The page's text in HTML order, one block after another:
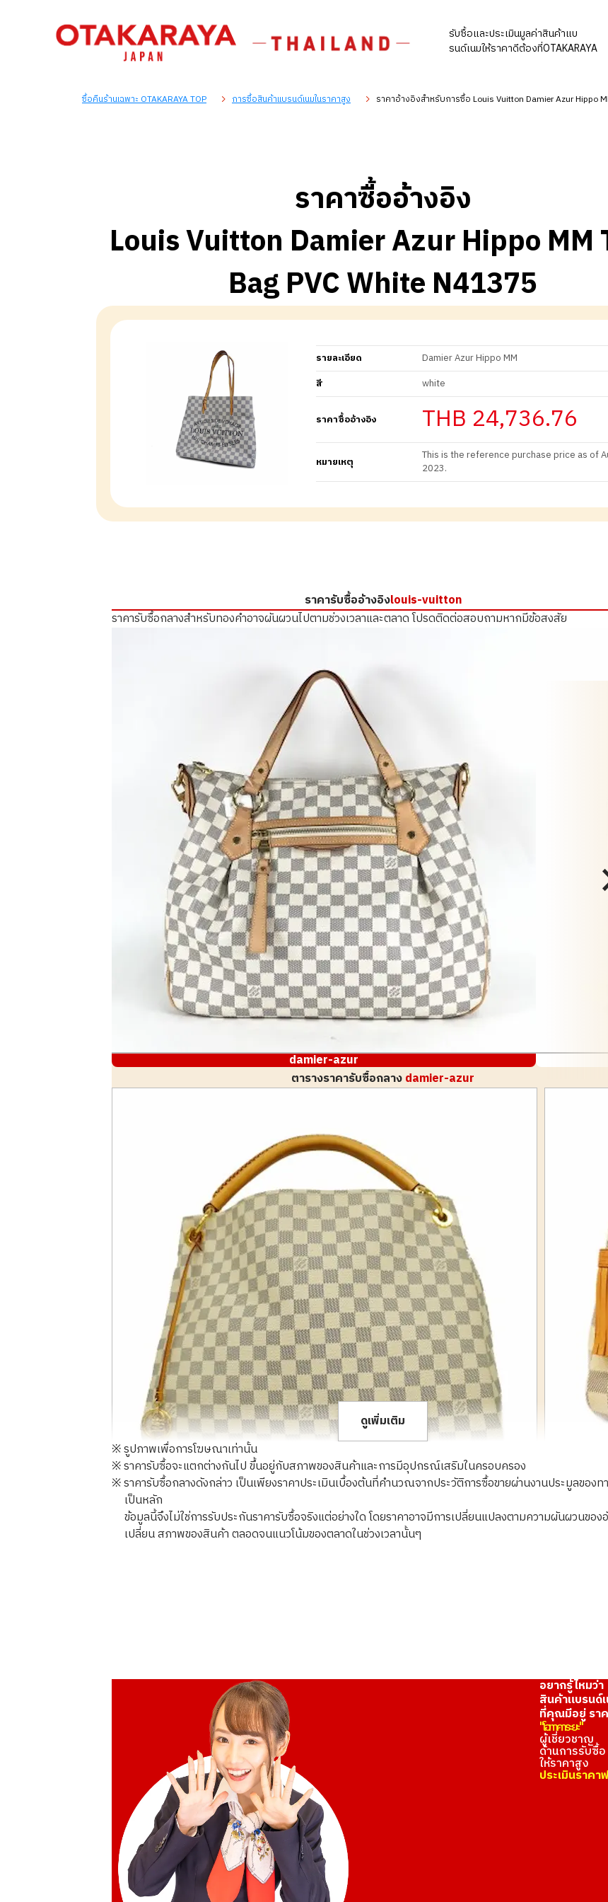
รับซื้อและประเมินมูลค่าสินค้าแบ
รนด์เนมให้ราคาดีต้องที่OTAKARAYA
ซื้อคืนร้านเฉพาะ OTAKARAYA TOP การซื้อสินค้าแบรนด์เนมในราคาสูง ราคาอ้างอิงสำหรับการซื้อ Louis Vuitton Damier Azur Hippo
ราคาซื้ออ้างอิง
Louis Vuitton Damier Azur Hippo MM
Bag PVC White N41375
รายละเอียด
Damier Azur Hippo MM
สี
white
ราคาซื้ออ้างอิง THB 24,736.76
หมายเหตุ
This is the reference purchase price as of
2023.
ราคารับซื้ออ้างอิงlouis-vuitton
ราคารับซื้อกลางสำหรับทองคำอาจผันผวนไปตามช่วงเวลาและตลาดโปรดติดต่อสอบถามหากมีข้อสงสัย
damier-azur
ตารางราคารับซื้อกลางdamier-azur
Louis Vuitton Damier Azur Artsy MM Handbag N41174
ราคารับซื้ออ้างอิง
Louis
ดูเพิ่มเติม
※ รูปภาพเพื่อการโฆษณาเท่านั้น
※ ราคารับซื้อจะแตกต่างกันไป ขึ้นอยู่กับสภาพของสินค้าและการมีอุปกรณ์เสริมในครอบครอง
※ ราคารับซื้อกลางดังกล่าว เป็นเพียงราคาประเมินเบื้องต้นที่คำนวณจากประวัติการซื้อขายผ่านงานประมูลของ
เป็นหลัก
ข้อมูลนี้จึงไม่ใช่การรับประกันราคารับซื้อจริงแต่อย่างใด โดยราคาอาจมีการเปลี่ยนแปลงตามความผันผวนของ
เปลี่ยน สภาพของสินค้า ตลอดจนแนวโน้มของตลาดในช่วงเวลานั้นๆ
อยากรู้ไหมว่า
สินค้าแบรนด์
ที่คุณมีอยู่ ราค
"โอทาคาระยะ"
ผู้เชี่ยวชาญ
ด้านการรับซื้อ
ให้ราคาสูง
ประเมินราคา